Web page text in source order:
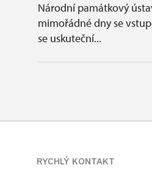
Národní památkový
mimořádné dny se
se uskuteční...
RYCHLÝ KONTAKT